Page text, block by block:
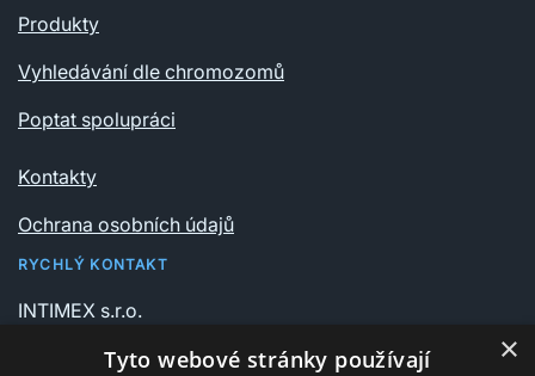
Produkty
Vyhledávání dle chromozomů
Poptat spolupráci
Kontakty
Ochrana osobních údajů
RYCHLÝ KONTAKT
INTIMEX s.r.o.
735 06 Karviná – Nové Město
×
Tyto webové stránky používají